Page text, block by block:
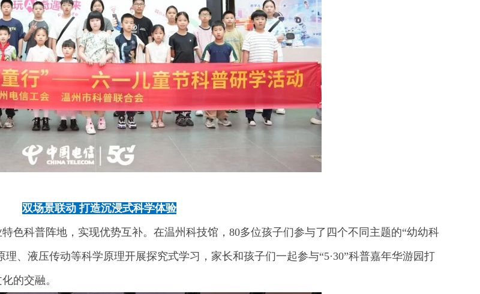
双场景联动 打造沉浸式科学体验
色科普阵地，实现优势互补。在温州科技馆，80多位孩子们参与了四个不同主题的“幼幼科
、液压传动等科学原理开展探究式学习，家长和孩子们一起参与“5·30”科普嘉年华游园打
的交融。